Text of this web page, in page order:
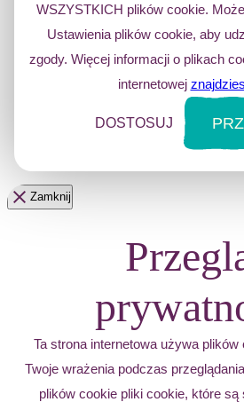
WSZYSTKICH plików cookie.
Ustawienia plików cookie, aby
zgody. Więcej informacji o plikach
internetowej
DOSTOSUJ
Zamknij
Ta strona internetowa używa
Twoje wrażenia podczas
plików cookie pliki cookie, które